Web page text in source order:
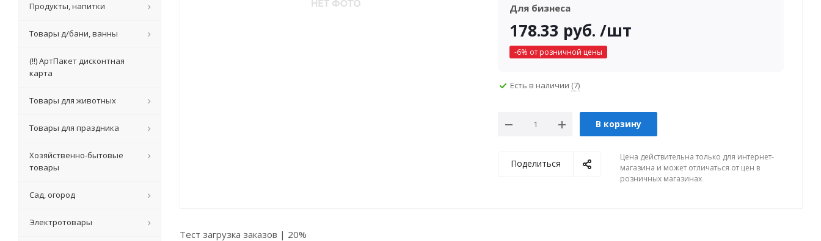
Для бизнеса
178.33 руб. /шт
-6% от розничной цены
Есть в наличии (7)
В корзину
Поделиться
Цена действительна только для интернет-
магазина и может отличаться от цен в
розничных магазинах
Тест загрузка заказов | 20%
Продукты, напитки
Товары д/бани, ванны
(!!) АртПакет дисконтная
карта
Товары для животных
Товары для праздника
Хозяйственно-бытовые
товары
Сад, огород
Электротовары